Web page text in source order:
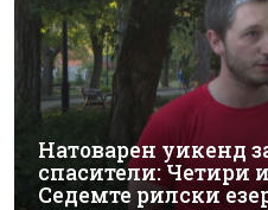
Натоварен уикенд
спасители: Четири
Седемте рилски